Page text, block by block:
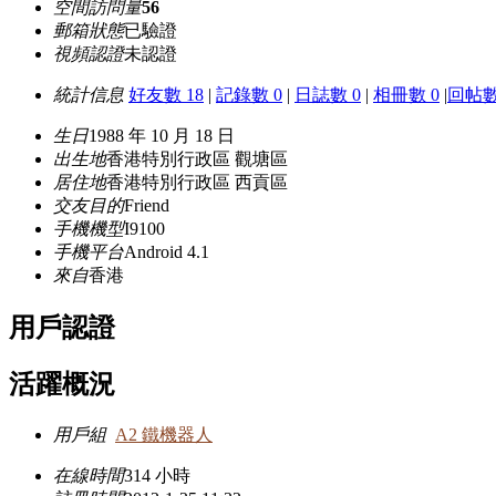
空間訪問量56
郵箱狀態已驗證
視頻認證未認證
統計信息 好友數 18 | 記錄數 0 | 日誌數 0 | 相冊數 0 |回帖
生日1988 年 10 月 18 日
出生地香港特別行政區 觀塘區
居住地香港特別行政區 西貢區
交友目的Friend
手機機型I9100
手機平台Android 4.1
來自香港
用戶認證
活躍概況
用戶組 A2 鐵機器人
在線時間314 小時